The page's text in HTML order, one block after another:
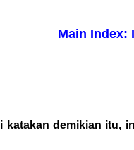
Main Index:
demikian